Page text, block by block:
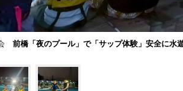
前橋「夜のプール」で「サップ体験」安全に